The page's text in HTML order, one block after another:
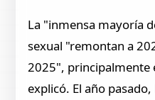
La "inmensa mayoría
sexual "remontan a
2025", principalmente
explicó. El año